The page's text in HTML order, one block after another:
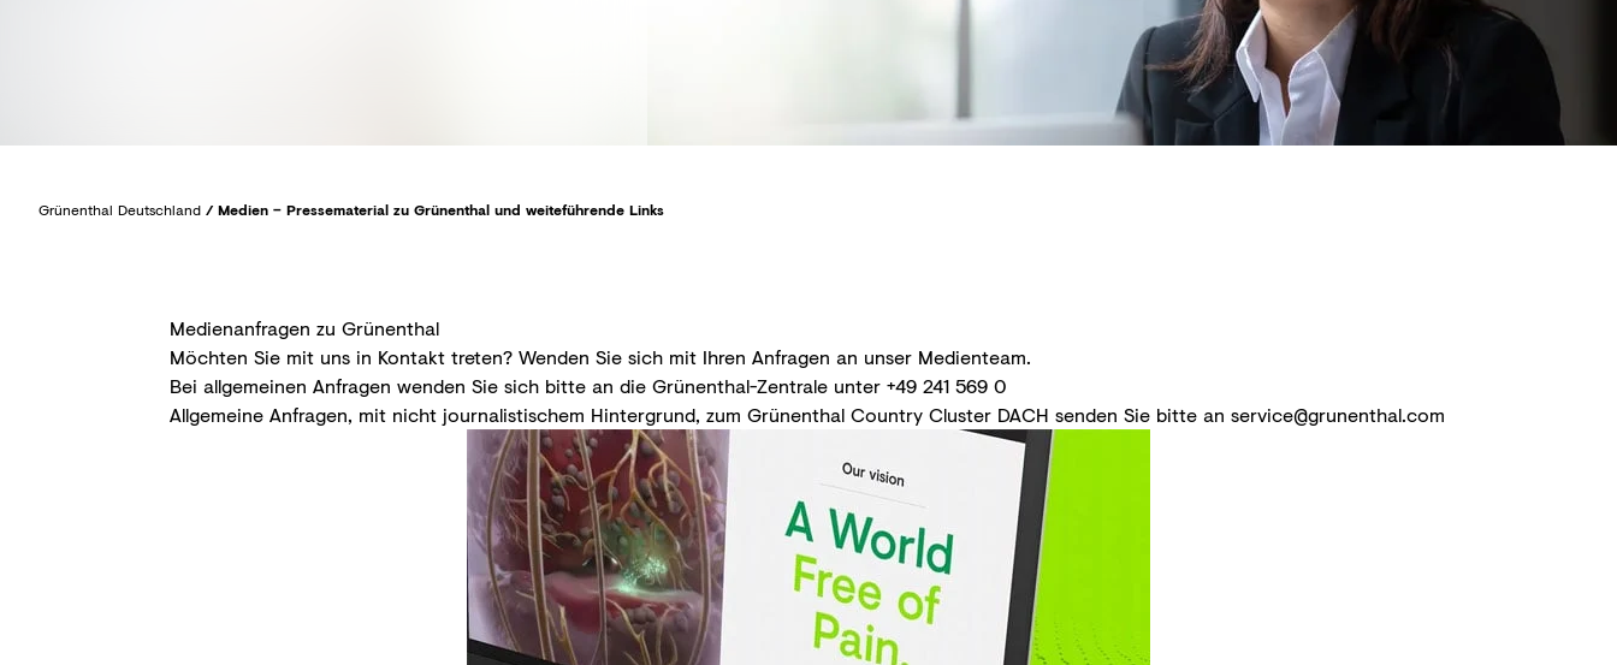
Grünenthal Deutschland / Medien – Pressematerial zu Grünenthal und weiteführende Links
Medienanfragen zu Grünenthal
Möchten Sie mit uns in Kontakt treten? Wenden Sie sich mit Ihren Anfragen an unser Medienteam.
Bei allgemeinen Anfragen wenden Sie sich bitte an die Grünenthal-Zentrale unter +49 241 569 0
Allgemeine Anfragen, mit nicht journalistischem Hintergrund, zum Grünenthal Country Cluster DACH senden Sie bitte an service@grunenthal.com